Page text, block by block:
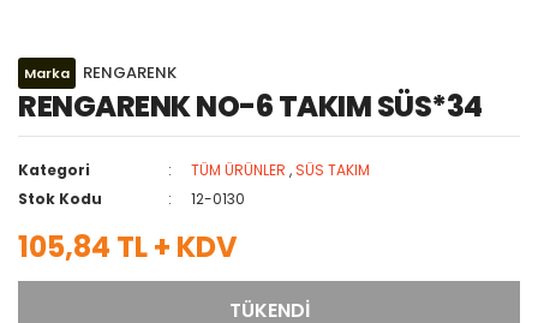
Marka RENGARENK
RENGARENK NO-6 TAKIM SÜS*34
Kategori TÜM ÜRÜNLER ,SÜS TAKIM
Stok Kodu
12-0130
105,84 TL + KDV
TÜKENDİ